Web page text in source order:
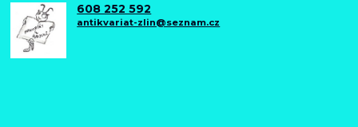
608 252 592
antikvariat-zlin@seznam.cz